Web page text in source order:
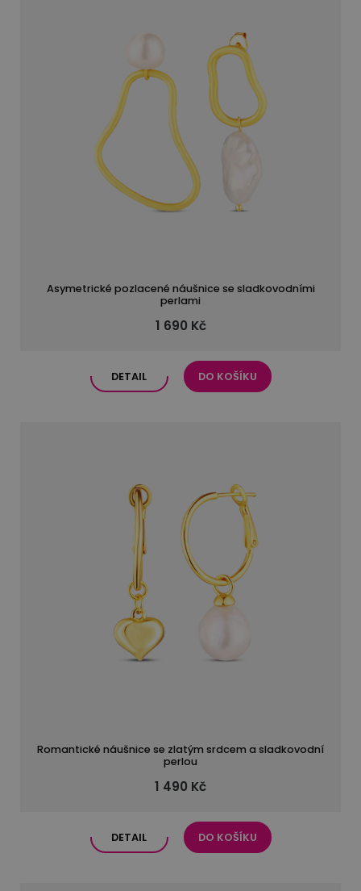
Asymetrické pozlacené náušnice se sladkovodními
perlami
1 690 Kč
DETAIL DO KOŠÍKU
Romantické náušnice se zlatým srdcem a sladkovodní
perlou
1 490 Kč
DETAIL DO KOŠÍKU